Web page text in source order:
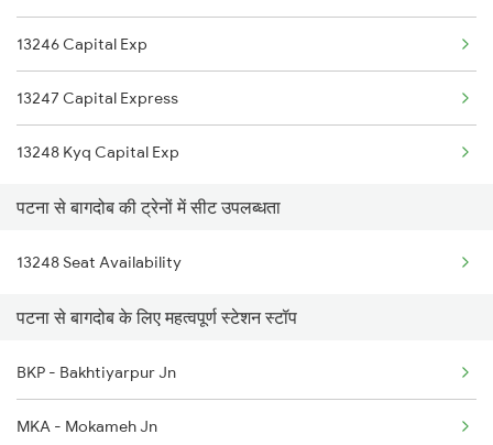
2306 Hwh Raj Spl
2309 Rjpb Ndls Ac Spl
2310 Ndls Rjpb Spl
2315 Koaa Udz Spl
2316 Udz Koaa Spl
2317 Koaa Asr Spl
2318 Asr Koaa Sf Spl
13246 Capital Exp
13247 Capital Express
13248 Kyq Capital Exp
पटना से बागदोब की ट्रेनों में सीट उपलब्धता
13248 Seat Availability
पटना से बागदोब के लिए महत्वपूर्ण स्टेशन स्टॉप
BKP - Bakhtiyarpur Jn
MKA - Mokameh Jn